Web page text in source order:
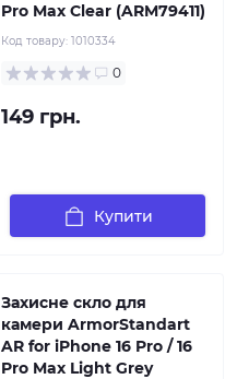
Pro Max Clear (ARM79411)
Код товару: 1010334
0
149 грн.
Купити
Захисне скло для
камери ArmorStandart
AR for iPhone 16 Pro / 16
Pro Max Light Grey